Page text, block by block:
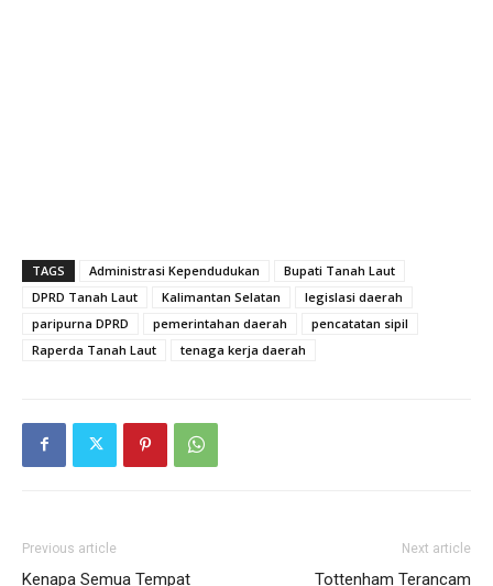
TAGS Administrasi Kependudukan
Bupati Tanah Laut
DPRD Tanah Laut
Kalimantan Selatan
legislasi daerah
paripurna DPRD
pemerintahan daerah
pencatatan sipil
Raperda Tanah Laut
tenaga kerja daerah
Previous article
Kenapa Semua Tempat
Next article
Tottenham Terancam